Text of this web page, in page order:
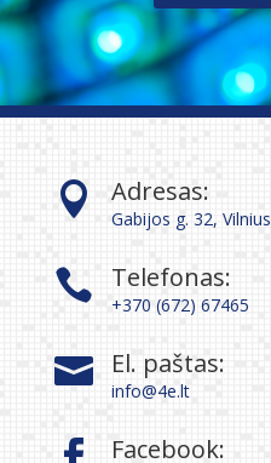
 Adresas:
Gabijos g. 32,
 Telefonas:
+370 (672) 67465
 El. paštas:
info@4e.lt
Facebook: